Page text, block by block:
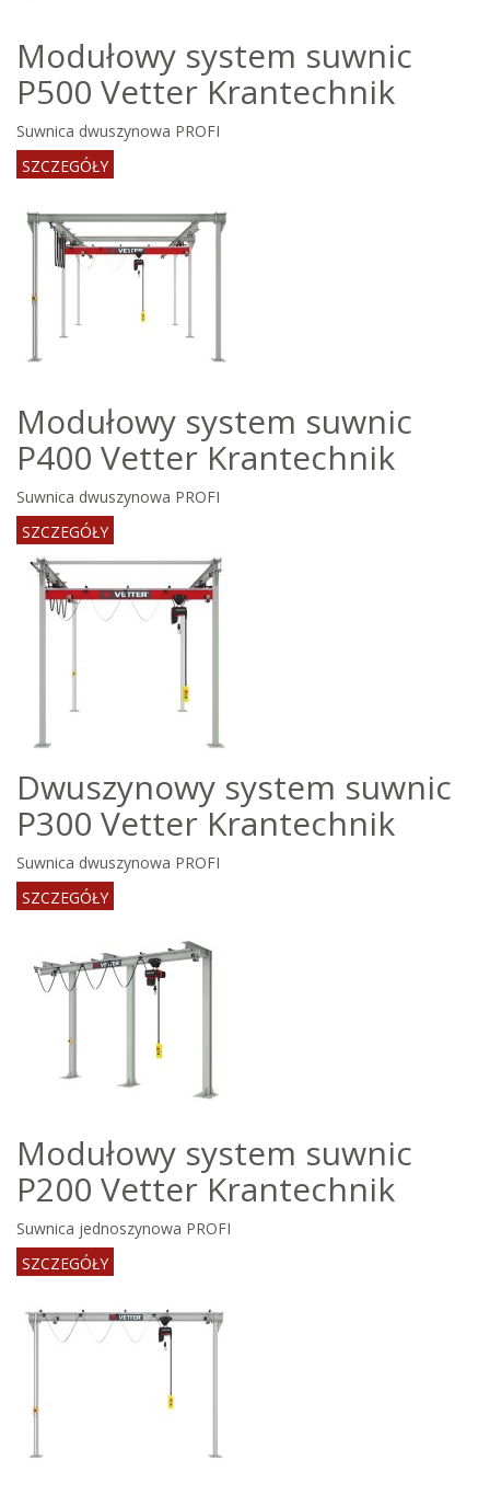
Modułowy system suwnic
P500 Vetter Krantechnik
Suwnica dwuszynowa PROFI
SZCZEGÓŁY
Modułowy system suwnic
P400 Vetter Krantechnik
Suwnica dwuszynowa PROFI
SZCZEGÓŁY
Dwuszynowy system suwnic
P300 Vetter Krantechnik
Suwnica dwuszynowa PROFI
SZCZEGÓŁY
Modułowy system suwnic
P200 Vetter Krantechnik
Suwnica jednoszynowa PROFI
SZCZEGÓŁY